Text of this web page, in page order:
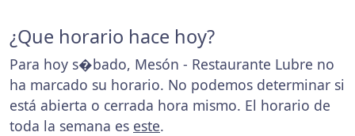
¿Que horario hace hoy?
Para hoy s�bado, Mesón - Restaurante Lubre no
ha marcado su horario. No podemos determinar si
está abierta o cerrada hora mismo. El horario de
toda la semana es este.